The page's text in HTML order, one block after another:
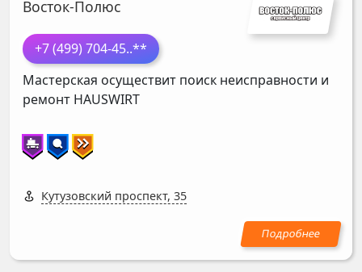
Восток-Полюс
+7 (499) 704-45..**
Мастерская осуществит поиск неисправности и
ремонт HAUSWIRT
Кутузовский проспект, 35